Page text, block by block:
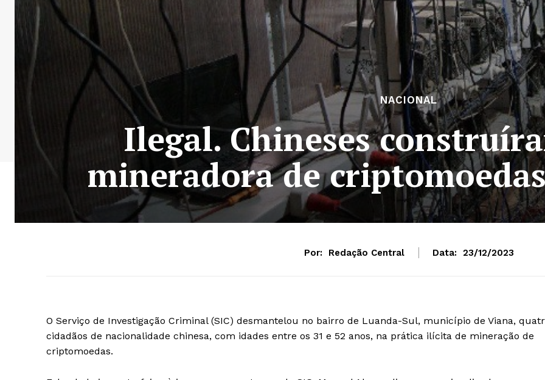
NACIONAL
Ilegal. Chineses
mineradora de
Por: Redação Central Data: 23/12/2023
O Serviço de Investigação Criminal (SIC) desmantelou no bairro de Luanda-Sul, município de Viana,
cidadãos de nacionalidade chinesa, com idades entre os 31 e 52 anos, na prática ilícita de mineração de
criptomoedas.